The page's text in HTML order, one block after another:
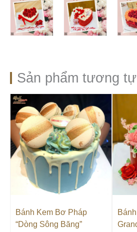
Sản phẩm tương tự
Bánh Kem Bơ Pháp
“Dòng Sông Băng”